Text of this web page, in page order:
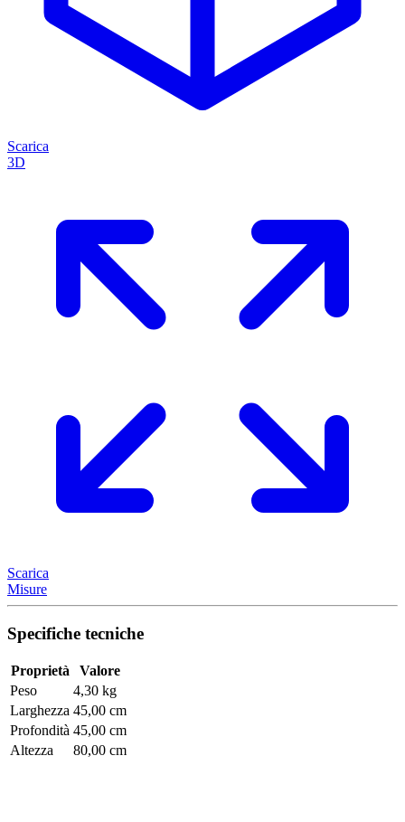
Scarica
3D
Scarica
Misure
Specifiche tecniche
Proprietà
Valore
Peso
4,30 kg
Larghezza 45,00 cm
Profondità 45,00 cm
Altezza
80,00 cm